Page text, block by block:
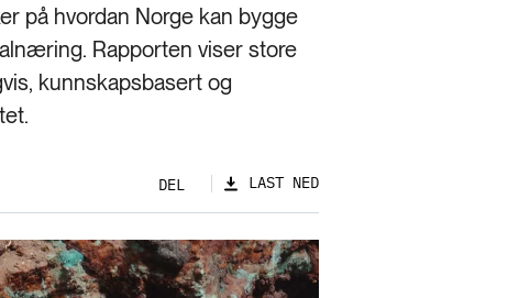
på hvordan Norge kan bygge
Rapporten viser store
kunnskapsbasert og
DEL LAST NED